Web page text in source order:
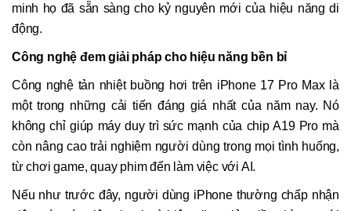
minh họ đã sẵn sàng cho kỷ nguyên mới của hiệu năng di
động.
Công nghệ đem giải pháp cho hiệu năng bền bỉ
Công nghệ tản nhiệt buồng hơi trên iPhone 17 Pro Max là
một trong những cải tiến đáng giá nhất của năm nay. Nó
không chỉ giúp máy duy trì sức mạnh của chip A19 Pro mà
còn nâng cao trải nghiệm người dùng trong mọi tình huống,
từ chơi game, quay phim đến làm việc với AI.
Nếu như trước đây, người dùng iPhone thường chấp nhận